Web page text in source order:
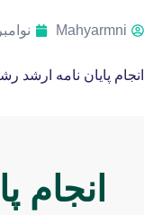
Mahyarmni نوامبر 7, 2025
انجام پایان نامه
انجام